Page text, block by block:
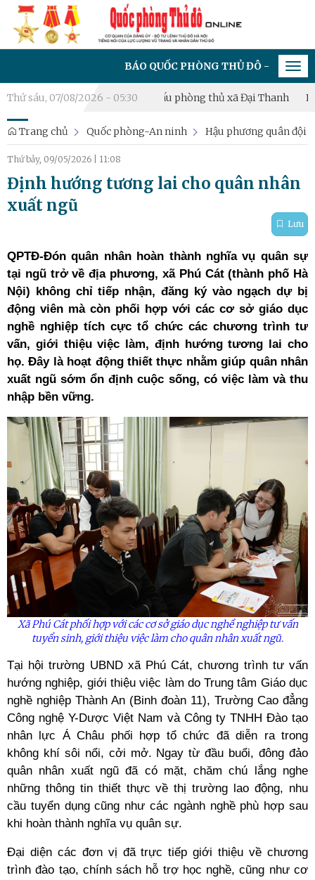
BÁO QUỐC PHÒNG THỦ ĐÔ - CƠ QUAN
Thứ sáu, 07/08/2026 - 05:30
Khai mạc diễn tập chiến đấu phòng thủ xã Đại Thanh Phường
Trang chủ Quốc phòng-An ninh Hậu phương quân đội
Thứ bảy, 09/05/2026 11:08
Định hướng tương lai cho quân nhân
xuất ngũ
Lưu
QPTĐ-Đón quân nhân hoàn thành nghĩa vụ quân sự
tại ngũ trở về địa phương, xã Phú Cát (thành phố Hà
Nội) không chỉ tiếp nhận, đăng ký vào ngạch dự bị
động viên mà còn phối hợp với các cơ sở giáo dục
nghề nghiệp tích cực tổ chức các chương trình tư
vấn, giới thiệu việc làm, định hướng tương lai cho
họ. Đây là hoạt động thiết thực nhằm giúp quân nhân
xuất ngũ sớm ổn định cuộc sống, có việc làm và thu
nhập bền vững.
Xã Phú Cát phối hợp với các cơ sở giáo dục nghề nghiệp tư vấn
tuyển sinh, giới thiệu việc làm cho quân nhân xuất ngũ.
Tại hội trường UBND xã Phú Cát, chương trình tư vấn
hướng nghiệp, giới thiệu việc làm do Trung tâm Giáo dục
nghề nghiệp Thành An (Binh đoàn 11), Trường Cao đẳng
Công nghệ Y-Dược Việt Nam và Công ty TNHH Đào tạo
nhân lực Á Châu phối hợp tổ chức đã diễn ra trong
không khí sôi nổi, cởi mở. Ngay từ đầu buổi, đông đảo
quân nhân xuất ngũ đã có mặt, chăm chú lắng nghe
những thông tin thiết thực về thị trường lao động, nhu
cầu tuyển dụng cũng như các ngành nghề phù hợp sau
khi hoàn thành nghĩa vụ quân sự.
Đại diện các đơn vị đã trực tiếp giới thiệu về chương
trình đào tạo, chính sách hỗ trợ học nghề, cũng như cơ